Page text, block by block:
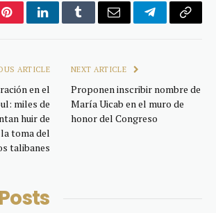
PinterestLinkedInTumblrEmail TelegramCopy
ARTICLE
en el
miles de
huir de
toma del
talibanes
NEXT ARTICLE
Proponen inscribir nombre de
María Uicab en el muro de
honor del Congreso
Posts